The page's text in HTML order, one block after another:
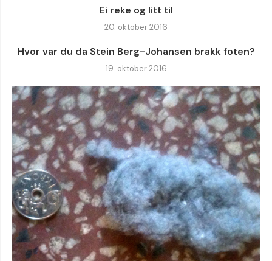
Ei reke og litt til
20. oktober 2016
Hvor var du da Stein Berg-Johansen brakk foten?
19. oktober 2016